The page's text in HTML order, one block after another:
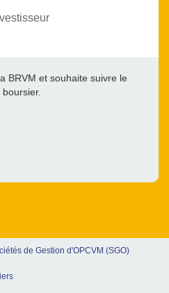
BRVM et souhaite suivre le
de Gestion d'OPCVM (SGO)